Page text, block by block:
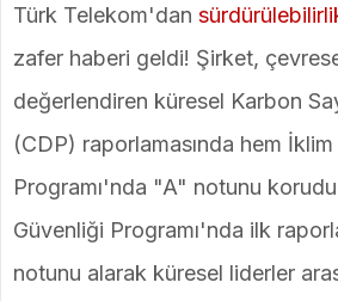
Türk Telekom'dan
zafer haberi geldi! Şirket,
değerlendiren küresel Karbon
(CDP) raporlamasında hem
Programı'nda "A" notunu
Güvenliği Programı'nda ilk
notunu alarak küresel liderler